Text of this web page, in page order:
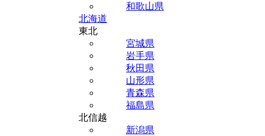
和歌山県
北海道
東北
宮城県
岩手県
秋田県
山形県
青森県
福島県
北信越
新潟県